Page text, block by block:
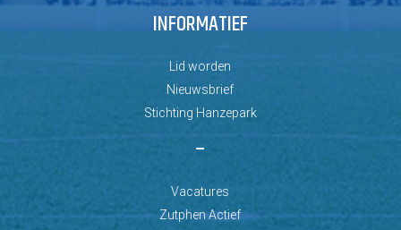
INFORMATIEF
Lid worden
Nieuwsbrief
Stichting Hanzepark
–
Vacatures
Zutphen Actief